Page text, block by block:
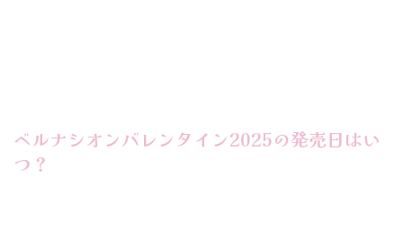
ベルナシオンバレンタイン2025の発売日はい
つ？